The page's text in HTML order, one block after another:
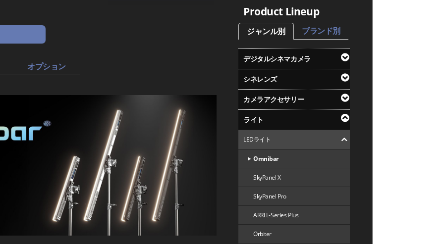
オプション
Product Lineup
ジャンル別 ブランド別
デジタルシネマカメラ
シネレンズ
カメラアクセサリー
ライト
LEDライト
Omnibar
SkyPanel X
SkyPanel Pro
ARRI L-Series Plus
Orbiter